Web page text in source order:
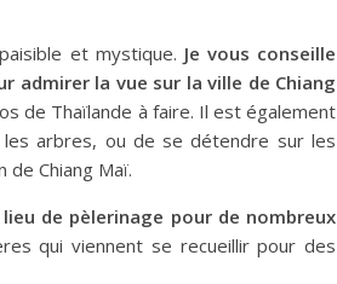
et mystique. Je vous conseille
admirer la vue sur la ville de Chiang
de Thaïlande à faire. Il est également
arbres, ou de se détendre sur les
Chiang Maï.
lieu de pèlerinage pour de nombreux
qui viennent se recueillir pour des